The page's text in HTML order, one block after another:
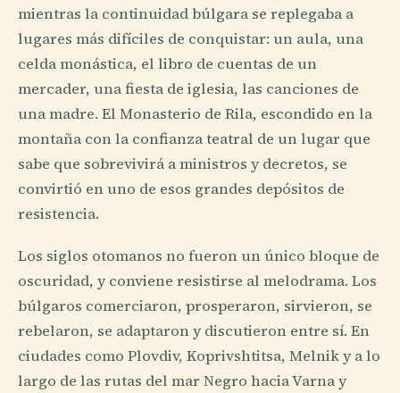
mientras la continuidad búlgara se replegaba a
lugares más difíciles de conquistar: un aula, una
celda monástica, el libro de cuentas de un
mercader, una fiesta de iglesia, las canciones de
una madre. El Monasterio de Rila, escondido en la
montaña con la confianza teatral de un lugar que
sabe que sobrevivirá a ministros y decretos, se
convirtió en uno de esos grandes depósitos de
resistencia.
Los siglos otomanos no fueron un único bloque de
oscuridad, y conviene resistirse al melodrama. Los
búlgaros comerciaron, prosperaron, sirvieron, se
rebelaron, se adaptaron y discutieron entre sí. En
ciudades como Plovdiv, Koprivshtitsa, Melnik y a lo
largo de las rutas del mar Negro hacia Varna y